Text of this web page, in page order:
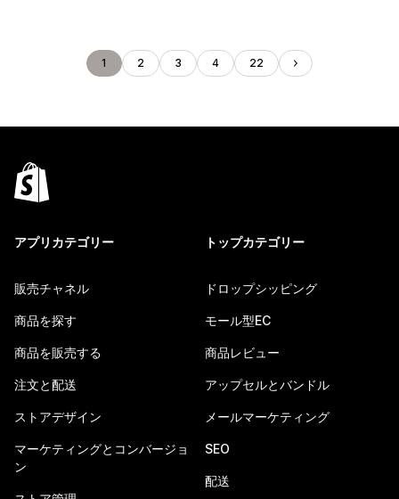
1 2 3 4 22
アプリカテゴリー
販売チャネル
商品を探す
商品を販売する
注文と配送
ストアデザイン
マーケティングとコンバージョ
ン
トップカテゴリー
ドロップシッピング
モール型EC
商品レビュー
アップセルとバンドル
メールマーケティング
SEO
配送